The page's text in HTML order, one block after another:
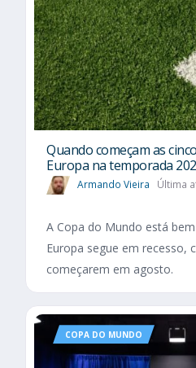
Quando começam as
Europa na temporada
Armando Vieira Última
A Copa do Mundo está
Europa segue em recesso,
começarem em agosto.
COPA DO MUNDO